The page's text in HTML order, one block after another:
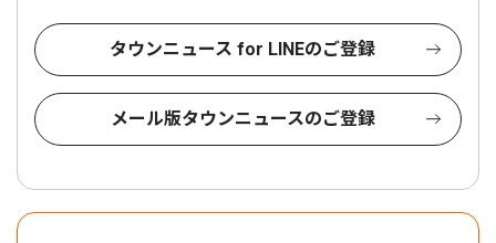
タウンニュース for LINEのご登録
メール版タウンニュースのご登録